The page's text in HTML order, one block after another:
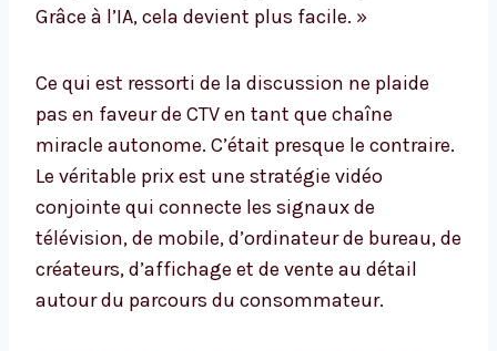
Grâce à l’IA, cela devient plus facile. »
Ce qui est ressorti de la discussion ne plaide
pas en faveur de CTV en tant que chaîne
miracle autonome. C’était presque le contraire.
Le véritable prix est une stratégie vidéo
conjointe qui connecte les signaux de
télévision, de mobile, d’ordinateur de bureau, de
créateurs, d’affichage et de vente au détail
autour du parcours du consommateur.